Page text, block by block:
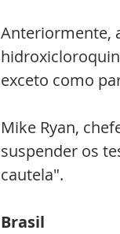
Anteriormente,
exceto como
Mike Ryan,
suspender os
cautela".
Brasil